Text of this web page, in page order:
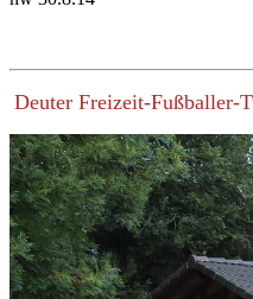
Deuter Freizeit-Fußballer-